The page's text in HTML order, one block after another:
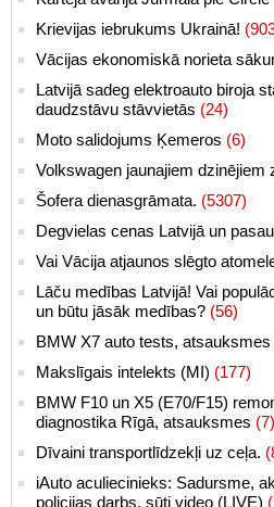
Krievijas iebrukums Ukrainā!
Vācijas ekonomiskā norieta
Latvijā sadeg elektroauto biroja
daudzstāvu stāvvietās (24)
Moto salidojums Ķemeros (6)
Volkswagen jaunajiem dzinējiem
Šofera dienasgrāmata. (5307)
Degvielas cenas Latvijā un
Vai Vācija atjaunos slēgto
Lāču medības Latvijā! Vai
un būtu jāsāk medības? (56)
BMW X7 auto tests, atsauksmes
Makslīgais intelekts (MI) (177)
BMW F10 un X5 (E70/F15)
diagnostika Rīgā, atsauksmes (7)
Dīvaini transportlīdzekļi uz ceļa.
iAuto aculiecinieks: Sadursme,
policijas darbs, sūti video (LIVE)